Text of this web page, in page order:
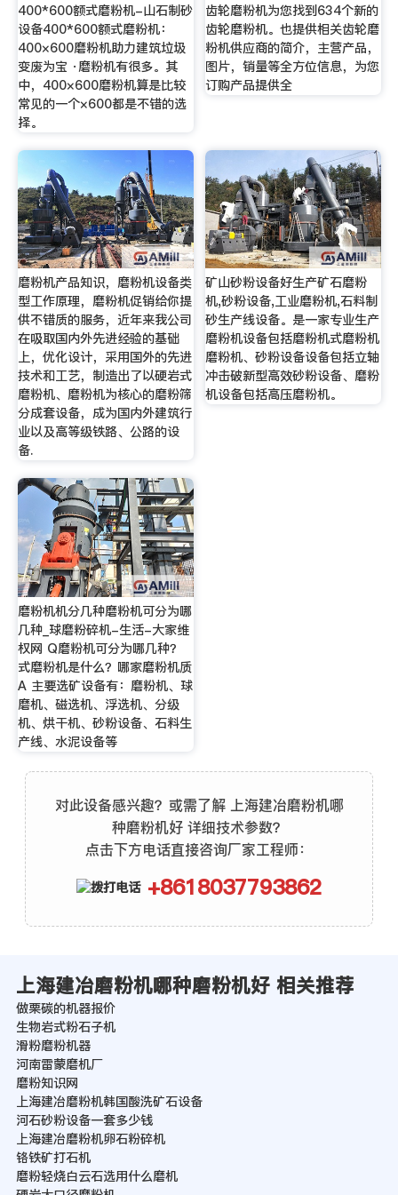
400*600额式磨粉机-山石制砂
设备400*600额式磨粉机：
400×600磨粉机助力建筑垃圾
变废为宝 ·磨粉机有很多。其
中，400×600磨粉机算是比较
常见的一个×600都是不错的选
择。
齿轮磨粉机为您找到634个新的
齿轮磨粉机。也提供相关齿轮磨
粉机供应商的简介，主营产品，
图片，销量等全方位信息，为您
订购产品提供全
磨粉机产品知识，磨粉机设备类
型工作原理，磨粉机促销给你提
供不错质的服务，近年来我公司
在吸取国内外先进经验的基础
上，优化设计，采用国外的先进
技术和工艺，制造出了以硬岩式
磨粉机、磨粉机为核心的磨粉筛
分成套设备，成为国内外建筑行
业以及高等级铁路、公路的设
备.
矿山砂粉设备好生产矿石磨粉
机,砂粉设备,工业磨粉机,石料制
砂生产线设备。是一家专业生产
磨粉机设备包括磨粉机式磨粉机
磨粉机、砂粉设备设备包括立轴
冲击破新型高效砂粉设备、磨粉
机设备包括高压磨粉机。
磨粉机机分几种磨粉机可分为哪
几种_球磨粉碎机-生活-大家维
权网 Q磨粉机可分为哪几种？
式磨粉机是什么？哪家磨粉机质
A 主要选矿设备有：磨粉机、球
磨机、磁选机、浮选机、分级
机、烘干机、砂粉设备、石料生
产线、水泥设备等
对此设备感兴趣？或需了解 上海建冶磨粉机哪
种磨粉机好 详细技术参数？
点击下方电话直接咨询厂家工程师：
+8618037793862
上海建冶磨粉机哪种磨粉机好 相关推荐
做栗碳的机器报价
生物岩式粉石子机
滑粉磨粉机器
河南雷蒙磨机厂
磨粉知识网
上海建冶磨粉机韩国酸洗矿石设备
河石砂粉设备一套多少钱
上海建冶磨粉机卵石粉碎机
铬铁矿打石机
磨粉轻烧白云石选用什么磨机